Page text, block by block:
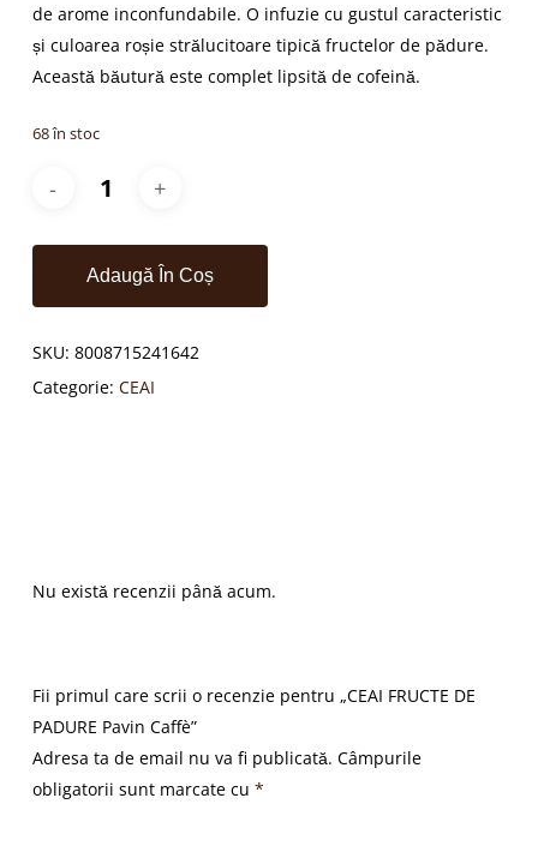
de arome inconfundabile. O infuzie cu gustul caracteristic
și culoarea roșie strălucitoare tipică fructelor de pădure.
Această băutură este complet lipsită de cofeină.
68 în stoc
Adaugă În Coș
SKU: 8008715241642
Categorie: CEAI
Nu există recenzii până acum.
Fii primul care scrii o recenzie pentru „CEAI FRUCTE DE
PADURE Pavin Caffè”
Adresa ta de email nu va fi publicată. Câmpurile
obligatorii sunt marcate cu *